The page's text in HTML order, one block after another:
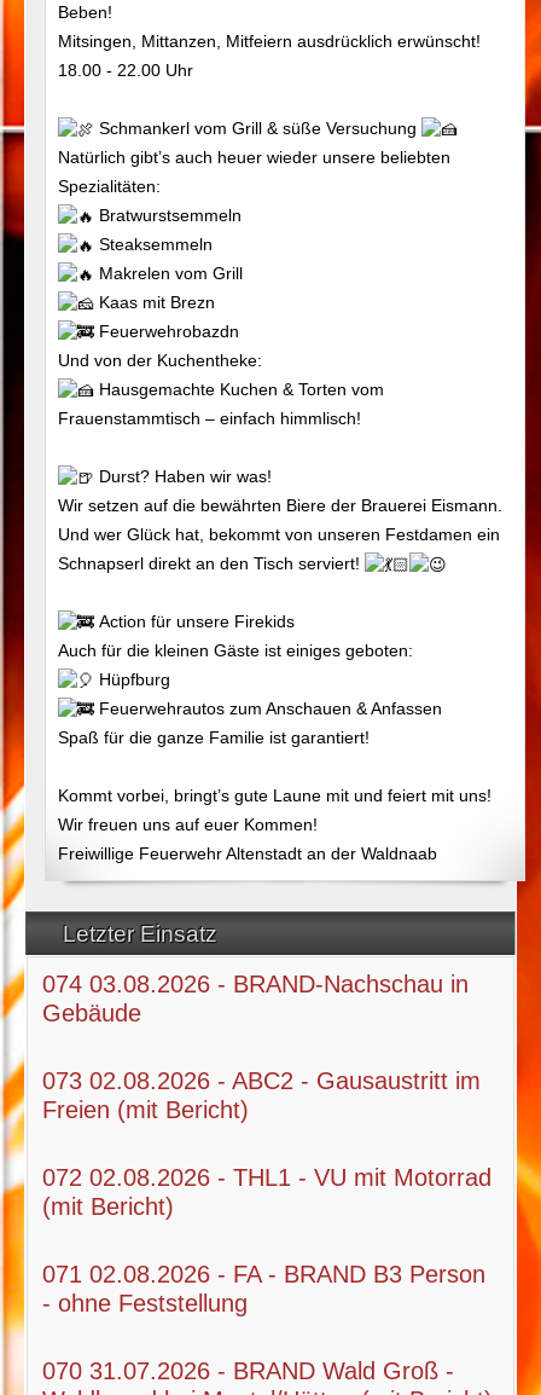
Letzter Einsatz
074 03.08.2026 - BRAND-Nachschau in
Gebäude
073 02.08.2026 - ABC2 - Gausaustritt im
Freien (mit Bericht)
072 02.08.2026 - THL1 - VU mit Motorrad
(mit Bericht)
071 02.08.2026 - FA - BRAND B3 Person
- ohne Feststellung
070 31.07.2026 - BRAND Wald Groß -
Beben!
Mitsingen, Mittanzen, Mitfeiern ausdrücklich erwünscht!
18.00 - 22.00 Uhr
Schmankerl vom Grill & süße Versuchung
Natürlich gibt’s auch heuer wieder unsere beliebten
Spezialitäten:
Bratwurstsemmeln
Steaksemmeln
Makrelen vom Grill
Kaas mit Brezn
Feuerwehrobazdn
Und von der Kuchentheke:
Hausgemachte Kuchen & Torten vom
Frauenstammtisch – einfach himmlisch!
Durst? Haben wir was!
Wir setzen auf die bewährten Biere der Brauerei Eismann.
Und wer Glück hat, bekommt von unseren Festdamen ein
Schnapserl direkt an den Tisch serviert!
Action für unsere Firekids
Auch für die kleinen Gäste ist einiges geboten:
Hüpfburg
Feuerwehrautos zum Anschauen & Anfassen
Spaß für die ganze Familie ist garantiert!
Kommt vorbei, bringt’s gute Laune mit und feiert mit uns!
Wir freuen uns auf euer Kommen!
Freiwillige Feuerwehr Altenstadt an der Waldnaab